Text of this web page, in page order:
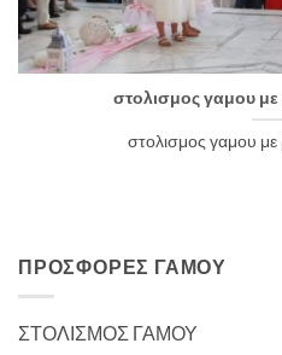
στολισμος γαμου με
στολισμος γαμου με
ΠΡΟΣΦΟΡΈΣ ΓΆΜΟΥ
ΣΤΟΛΙΣΜΟΣ ΓΑΜΟΥ